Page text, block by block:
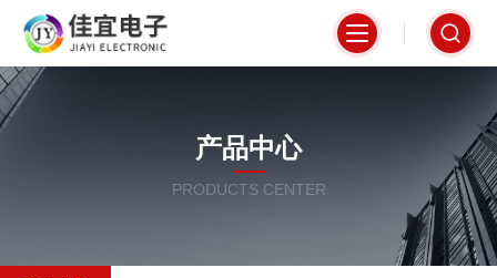
产品中心
PRODUCTS CENTER